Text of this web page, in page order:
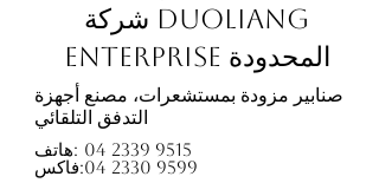
شركة Duoliang
Enterprise المحدودة
صنابير مزودة بمستشعرات، مصنع أجهزة
التدفق التلقائي
هاتف: 04 2339 9515
فاكس:04 2330 9599